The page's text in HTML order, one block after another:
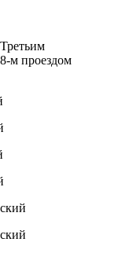
м проездом